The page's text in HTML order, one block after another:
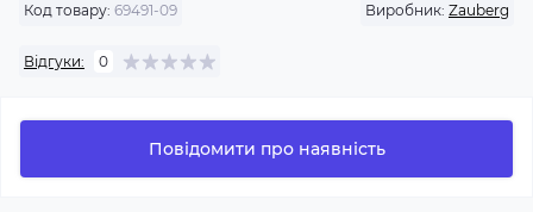
Код товару: 69491-09 Виробник: Zauberg
Відгуки: 0
Повідомити про наявність